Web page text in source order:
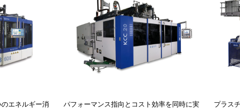
エネルギー消 パフォーマンス指向とコスト効率を同時に実 プラス